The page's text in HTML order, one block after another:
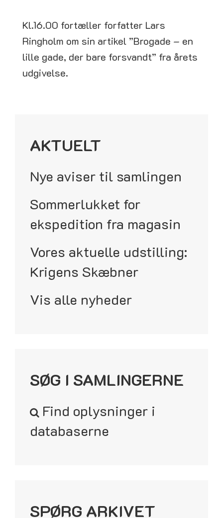
Kl.16.00 fortæller forfatter Lars
Ringholm om sin artikel ”Brogade – en
lille gade, der bare forsvandt” fra årets
udgivelse.
AKTUELT
Nye aviser til samlingen
Sommerlukket for
ekspedition fra magasin
Vores aktuelle udstilling:
Krigens Skæbner
Vis alle nyheder
SØG I SAMLINGERNE
Find oplysninger i
databaserne
SPØRG ARKIVET